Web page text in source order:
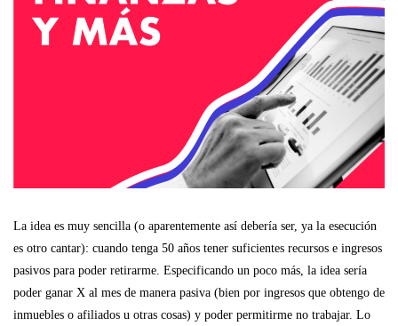
La idea es muy sencilla (o aparentemente así debería ser, ya la esecución
es otro cantar): cuando tenga 50 años tener suficientes recursos e ingresos
pasivos para poder retirarme. Especificando un poco más, la idea sería
poder ganar X al mes de manera pasiva (bien por ingresos que obtengo de
inmuebles o afiliados u otras cosas) y poder permitirme no trabajar. Lo